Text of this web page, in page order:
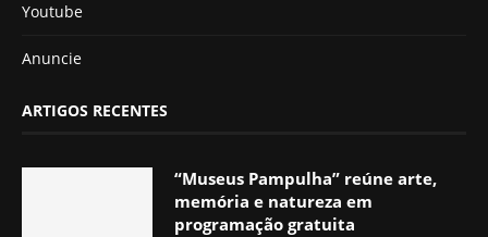
Youtube
Anuncie
ARTIGOS RECENTES
“Museus Pampulha” reúne arte,
memória e natureza em
programação gratuita